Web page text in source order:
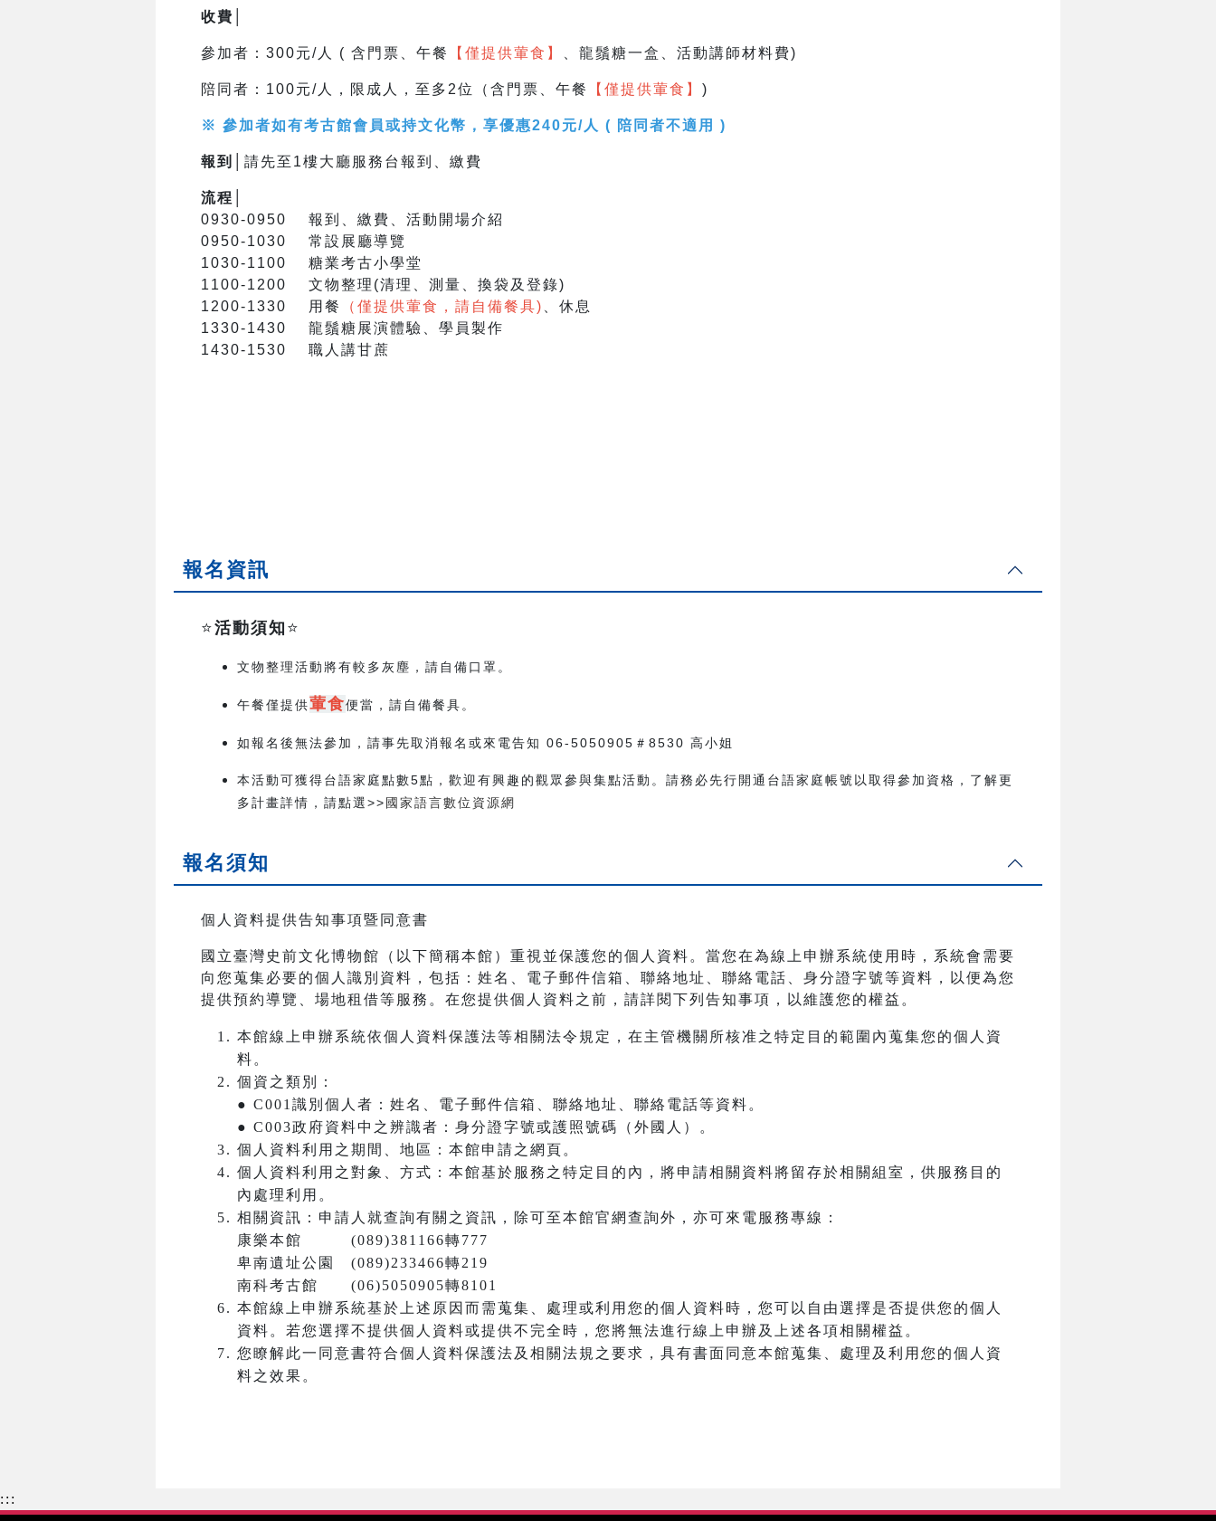
收費│
參加者：300元/人 ( 含門票、午餐 【僅提供葷食】 、龍鬚糖一盒、活動講師材料費)
陪同者：100元/人，限成人，至多2位（含門票、午餐 【僅提供葷食】 )
※ 參加者如有考古館會員或持文化幣，享優惠240元/人 ( 陪同者不適用 )
報到│ 請先至1樓大廳服務台報到、繳費
流程│
0930-0950 報到、繳費、活動開場介紹
0950-1030 常設展廳導覽
1030-1100 糖業考古小學堂
1100-1200 文物整理(清理、測量、換袋及登錄)
1200-1330 用餐
（僅提供葷食，請自備餐具)
、休息
1330-1430 龍鬚糖展演體驗、學員製作
1430-1530 職人講甘蔗
報名資訊
⭐️活動須知 ⭐️
文物整理活動將有較多灰塵，請自備口罩。
午餐僅提供葷食便當，請自備餐具。
如報名後無法參加，請事先取消報名或來電告知 06-5050905＃8530 高小姐
本活動可獲得台語家庭點數5點，歡迎有興趣的觀眾參與集點活動。請務必先行開通台語家庭帳號以取得參加資格，了解更
多計畫詳情，請點選>> 國家語言數位資源網
報名須知
個人資料提供告知事項暨同意書
國立臺灣史前文化博物館（以下簡稱本館）重視並保護您的個人資料。當您在為線上申辦系統使用時，系統會需要
向您蒐集必要的個人識別資料，包括：姓名、電子郵件信箱、聯絡地址、聯絡電話、身分證字號等資料，以便為您
提供預約導覽、場地租借等服務。在您提供個人資料之前，請詳閱下列告知事項，以維護您的權益。
本館線上申辦系統依個人資料保護法等相關法令規定，在主管機關所核准之特定目的範圍內蒐集您的個人資
料。
個資之類別：
● C001識別個人者：姓名、電子郵件信箱、聯絡地址、聯絡電話等資料。
● C003政府資料中之辨識者：身分證字號或護照號碼（外國人）。
個人資料利用之期間、地區：本館申請之網頁。
個人資料利用之對象、方式：本館基於服務之特定目的內，將申請相關資料將留存於相關組室，供服務目的
內處理利用。
相關資訊：申請人就查詢有關之資訊，除可至本館官網查詢外，亦可來電服務專線：
康樂本館 (089)381166轉777
卑南遺址公園 (089)233466轉219
南科考古館 (06)5050905轉8101
本館線上申辦系統基於上述原因而需蒐集、處理或利用您的個人資料時，您可以自由選擇是否提供您的個人
資料。若您選擇不提供個人資料或提供不完全時，您將無法進行線上申辦及上述各項相關權益。
您瞭解此一同意書符合個人資料保護法及相關法規之要求，具有書面同意本館蒐集、處理及利用您的個人資
料之效果。
:::